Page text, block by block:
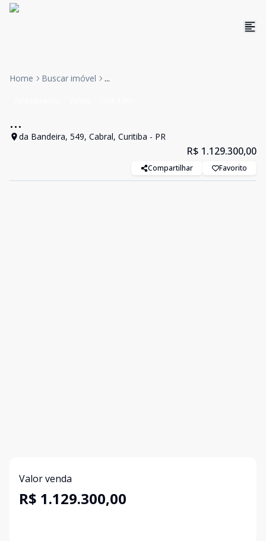
Home Buscar imóvel ...
...
da Bandeira, 549, Cabral, Curitiba - PR
R$ 1.129.300,00
Compartilhar Favorito
Valor venda
R$ 1.129.300,00